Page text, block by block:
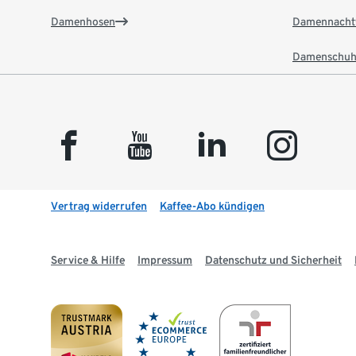
Damenhosen
facebook youtube linkedin instagram
Vertrag widerrufen Kaffee-Abo kündigen
Service & Hilfe Impressum Datenschutz und Sicherheit